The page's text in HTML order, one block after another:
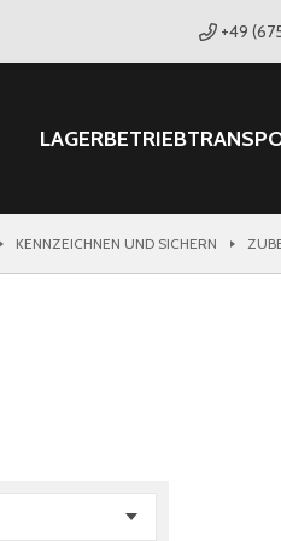
+49
LAGERBETRIEB
KENNZEICHNEN UND SICHERN